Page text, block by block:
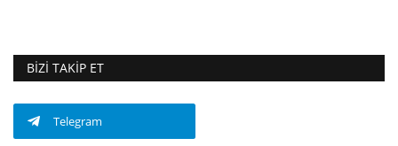
BIZI TAKIP ET
Telegram